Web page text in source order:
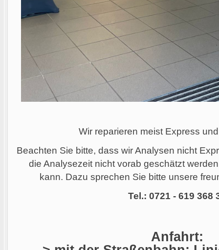
Wir reparieren meist Express
Beachten Sie bitte, dass wir Analysen nicht
die Analysezeit nicht vorab geschätzt
kann. Dazu sprechen Sie bitte unsere
Tel.: 0721 - 619 368
Anfahrt: